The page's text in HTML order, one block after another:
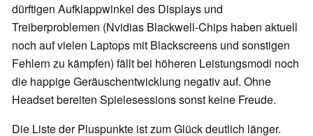
dürftigen Aufklappwinkel des Displays und
Treiberproblemen (Nvidias Blackwell-Chips haben aktuell
noch auf vielen Laptops mit Blackscreens und sonstigen
Fehlern zu kämpfen) fällt bei höheren Leistungsmodi noch
die happige Geräuschentwicklung negativ auf. Ohne
Headset bereiten Spielesessions sonst keine Freude.
Die Liste der Pluspunkte ist zum Glück deutlich länger.